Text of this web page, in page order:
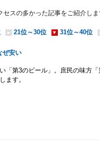
スの多かった記事をご紹介しま
21位～30位 31位～40位
ぜ安い
「第3のビール」。庶民の味方
ます。